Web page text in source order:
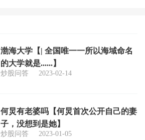
渤海大学【| 全国唯一一所以海域命名
的大学就是......】
炒股问答 2023-02-14
何炅有老婆吗【何炅首次公开自己的妻
子，没想到是她】
炒股问答 2023-01-05